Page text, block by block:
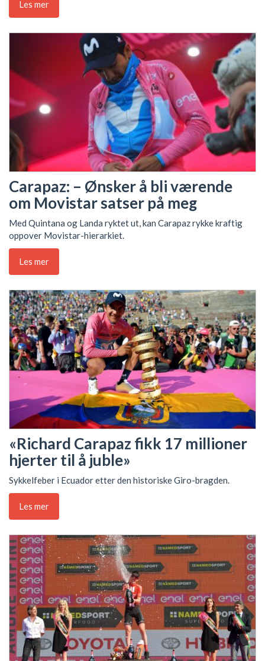
Les mer
Carapaz: – Ønsker å bli værende
om Movistar satser på meg
Med Quintana og Landa ryktet ut, kan Carapaz rykke kraftig
oppover Movistar-hierarkiet.
Les mer
«Richard Carapaz fikk 17 millioner
hjerter til å juble»
Sykkelfeber i Ecuador etter den historiske Giro-bragden.
Les mer